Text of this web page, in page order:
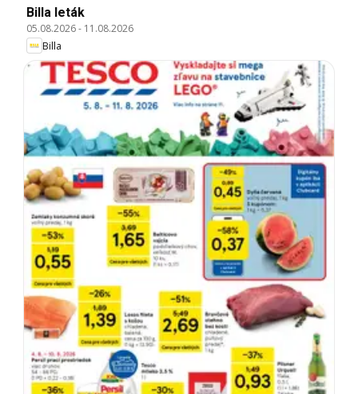
Billa leták
05.08.2026- 11.08.2026
Billa